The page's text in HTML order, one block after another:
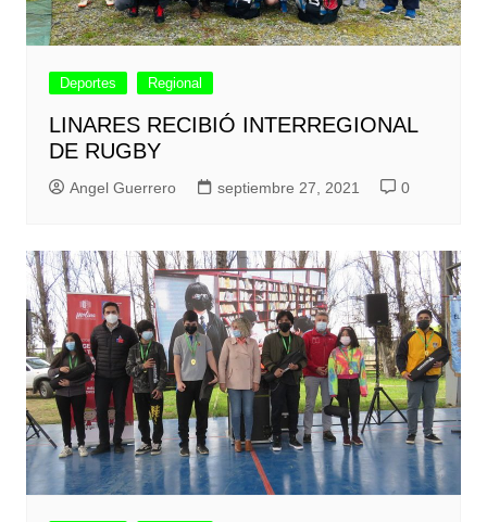
Deportes Regional
LINARES RECIBIÓ INTERREGIONAL
DE RUGBY
Angel Guerrero septiembre 27, 2021 0